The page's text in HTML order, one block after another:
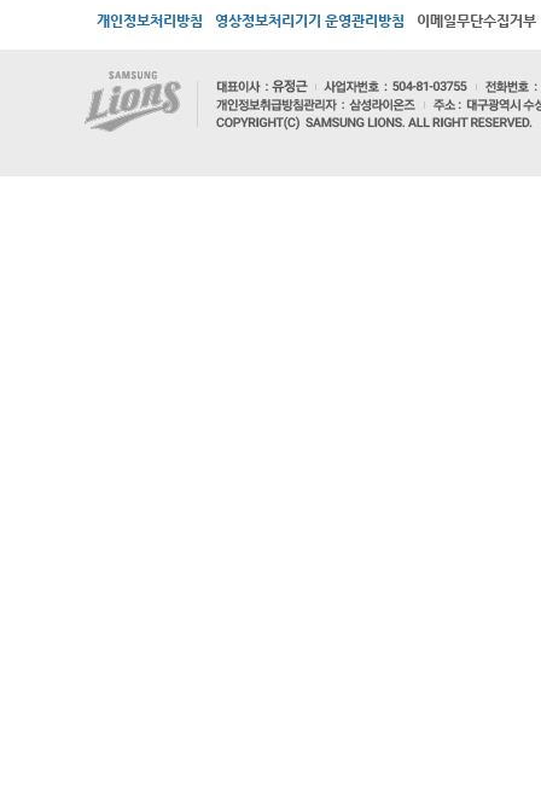
개인정보처리방침 영상정보처리기기 운영관리방침 이메일무단수집거부